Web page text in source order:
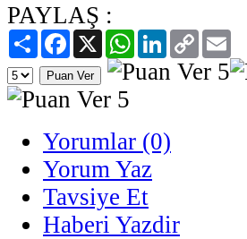
PAYLAŞ :
PaylaşFacebook
X WhatsAppLinkedIn
Copy
Link
Yorumlar (0)
Yorum Yaz
Tavsiye Et
Haberi Yazdir